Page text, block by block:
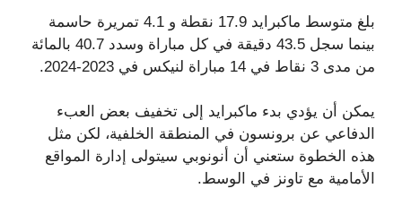
بلغ متوسط ​​​​ماكبرايد 17.9 نقطة و 4.1 تمريرة حاسمة
بينما سجل 43.5 دقيقة في كل مباراة وسدد 40.7 بالمائة
من مدى 3 نقاط في 14 مباراة لنيكس في 2023-2024.
يمكن أن يؤدي بدء ماكبرايد إلى تخفيف بعض العبء
الدفاعي عن برونسون في المنطقة الخلفية، لكن مثل
هذه الخطوة ستعني أن أنونوبي سيتولى إدارة المواقع
الأمامية مع تاونز في الوسط.